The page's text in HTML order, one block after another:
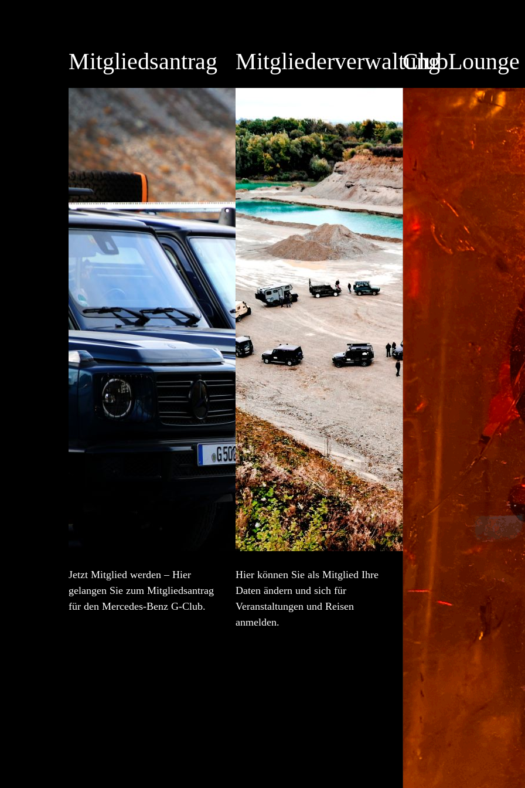
Mitgliedsantrag
Jetzt Mitglied werden – Hier
gelangen Sie zum Mitgliedsantrag
für den Mercedes-Benz G-Club.
Mitgliederverwaltung
Hier können Sie als Mitglied Ihre
Daten ändern und sich für
Veranstaltungen und Reisen
anmelden.
ClubLounge